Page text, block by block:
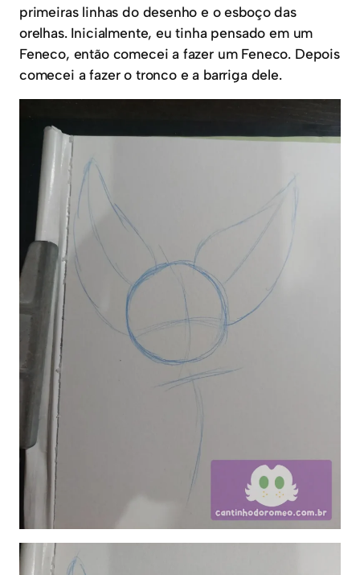
primeiras linhas do desenho e o esboço das
orelhas. Inicialmente, eu tinha pensado em um
Feneco, então comecei a fazer um Feneco. Depois
comecei a fazer o tronco e a barriga dele.